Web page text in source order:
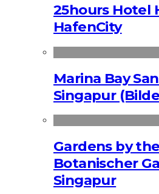
25hours Hotel
HafenCity
Marina Bay
Singapur
Gardens by
Botanischer
Singapur